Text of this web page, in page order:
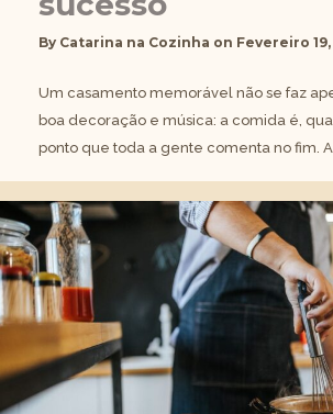
By Catarina na Cozinha on Fevereiro
Um casamento memorável não se faz
boa decoração e música: a comida é,
ponto que toda a gente comenta no fim.